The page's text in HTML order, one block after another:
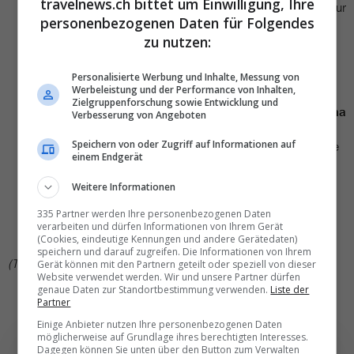
Trikora - einer 1961-62 durchgeführten Militäroperation zur
Eingliederung Papuas und West-Papuas in Indonesien -
sind kleinere Proteste zu erwarten. Demonstrationen
in anderen Provinzen, einschließlich der Hauptstadt
Jakarta, abgehalten werden.
20. Dezember, Jahrestag der US-Invasion (1989),
Panama
ultralinken/nationalistischen Anschlägen auf offizielle Ziele
der USA und der Regierung.
24.–26. Dezember, Heilig Abend & Weihnachtsfeiertage,
Global -
Bevölkerungsanteil zu Geschäftschließungen und einem
erhöhten Reiseaufkommen.
(TN)
travelnews.ch bittet um Einwilligung, Ihre
personenbezogenen Daten für Folgendes
zu nutzen:
Personalisierte Werbung und Inhalte, Messung von
Werbeleistung und der Performance von Inhalten,
Zielgruppenforschung sowie Entwicklung und
Verbesserung von Angeboten
Speichern von oder Zugriff auf Informationen auf
einem Endgerät
Weitere Informationen
335 Partner werden Ihre personenbezogenen Daten
verarbeiten und dürfen Informationen von Ihrem Gerät
(Cookies, eindeutige Kennungen und andere Gerätedaten)
speichern und darauf zugreifen. Die Informationen von Ihrem
Gerät können mit den Partnern geteilt oder speziell von dieser
Website verwendet werden. Wir und unsere Partner dürfen
genaue Daten zur Standortbestimmung verwenden. Liste der
Partner
Einige Anbieter nutzen Ihre personenbezogenen Daten
möglicherweise auf Grundlage ihres berechtigten Interesses.
Dagegen können Sie unten über den Button zum Verwalten